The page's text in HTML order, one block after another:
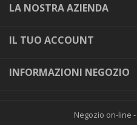
LA NOSTRA AZIENDA
IL TUO ACCOUNT
INFORMAZIONI NEGOZIO
Negozio on-line -